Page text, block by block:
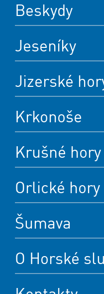
Beskydy
Jeseníky
Jizerské
Krkonoše
Krušné hory
Orlické hory
Šumava
O Horské